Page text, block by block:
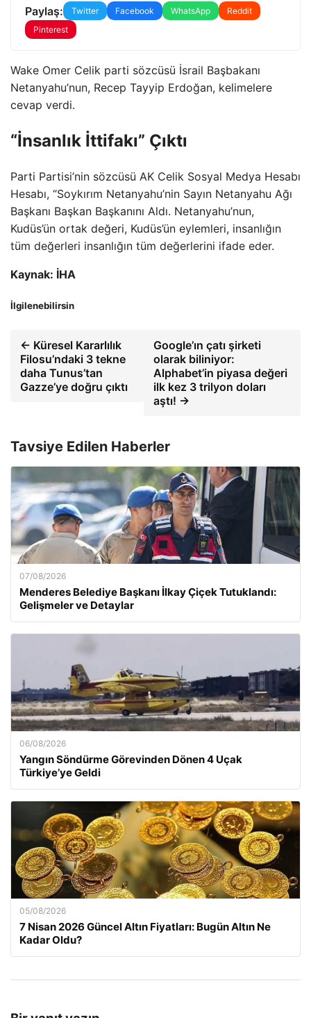
Paylaş: Twitter Facebook WhatsApp
Reddit
Pinterest
Wake Omer Celik parti sözcüsü İsrail Başbakanı
Netanyahu’nun, Recep Tayyip Erdoğan, kelimelere
cevap verdi.
“İnsanlık İttifakı” Çıktı
Parti Partisi’nin sözcüsü AK Celik Sosyal Medya Hesabı
Hesabı, “Soykırım Netanyahu’nin Sayın Netanyahu Ağı
Başkanı Başkan Başkanını Aldı. Netanyahu’nun,
Kudüs’ün ortak değeri, Kudüs’ün eylemleri, insanlığın
tüm değerleri insanlığın tüm değerlerini ifade eder.
Kaynak: İHA
İlgilenebilirsin
← Küresel Kararlılık
Filosu’ndaki 3 tekne
daha Tunus’tan
Gazze’ye doğru çıktı
Google’ın çatı şirketi
olarak biliniyor:
Alphabet’in piyasa değeri
ilk kez 3 trilyon doları
aştı! →
Tavsiye Edilen Haberler
07/08/2026
Menderes Belediye Başkanı İlkay Çiçek Tutuklandı:
Gelişmeler ve Detaylar
06/08/2026
Yangın Söndürme Görevinden Dönen 4 Uçak
Türkiye’ye Geldi
05/08/2026
7 Nisan 2026 Güncel Altın Fiyatları: Bugün Altın Ne
Kadar Oldu?